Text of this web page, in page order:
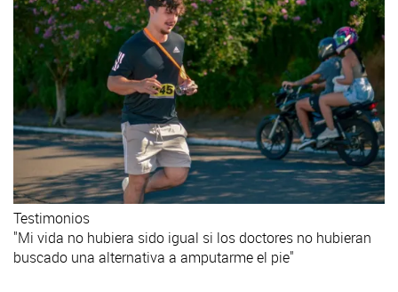
Testimonios
"Mi vida no hubiera sido igual si los doctores no hubieran
buscado una alternativa a amputarme el pie"